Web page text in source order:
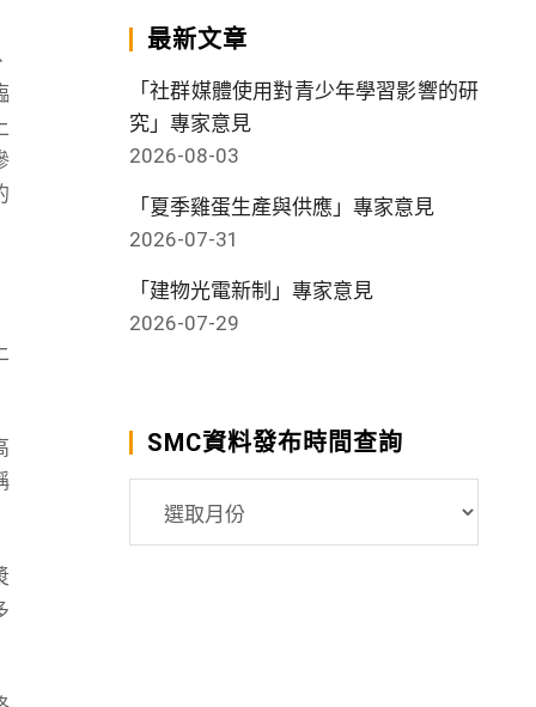
最新文章
「社群媒體使用對青少年學習影響的研
究」專家意見
2026-08-03
「夏季雞蛋生產與供應」專家意見
2026-07-31
「建物光電新制」專家意見
2026-07-29
SMC資料發布時間查詢